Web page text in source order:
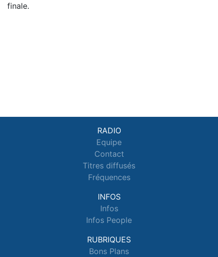
finale.
RADIO
Equipe
Contact
Titres diffusés
Fréquences
INFOS
Infos
Infos People
RUBRIQUES
Bons Plans